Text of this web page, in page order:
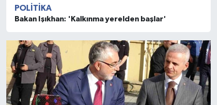
POLITIKA
Bakan Işıkhan: 'Kalkınma yerelden başlar'